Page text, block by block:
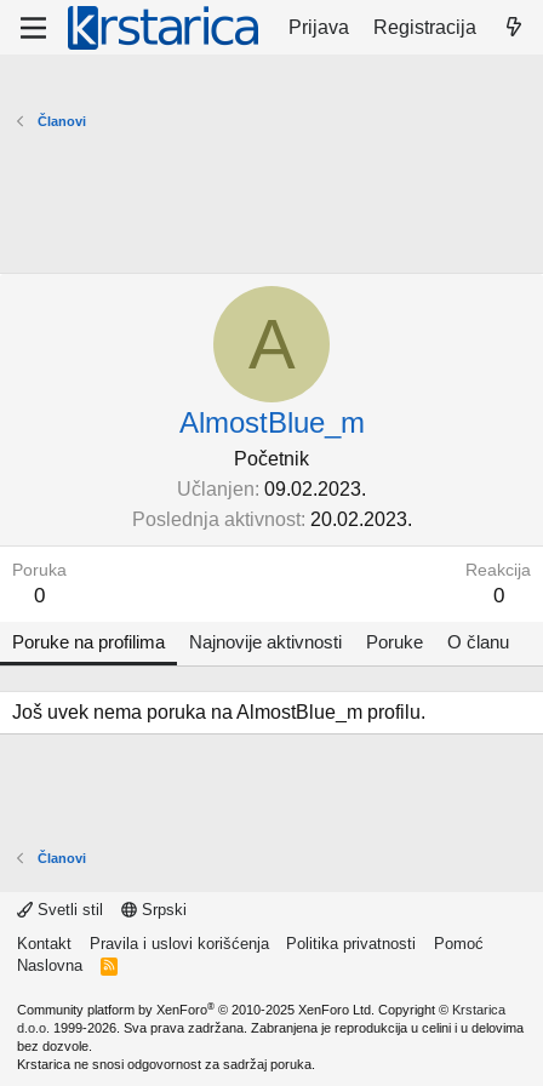
Prijava Registracija
Članovi
A
AlmostBlue_m
Početnik
Učlanjen 09.02.2023.
Poslednja aktivnost 20.02.2023.
Poruka
0
Reakcija
0
Poruke na profilima Najnovije aktivnosti Poruke O članu
Još uvek nema poruka na AlmostBlue_m profilu.
Članovi
Svetli stil
Srpski
Kontakt
Pravila i uslovi korišćenja Politika privatnosti
Pomoć
Naslovna
R
Community platform by XenForo® © 2010-2025 XenForo Ltd. Copyright © Krstarica
d.o.o. 1999-2026. Sva prava zadržana. Zabranjena je reprodukcija u celini i u delovima
bez dozvole.
Krstarica ne snosi odgovornost za sadržaj poruka.